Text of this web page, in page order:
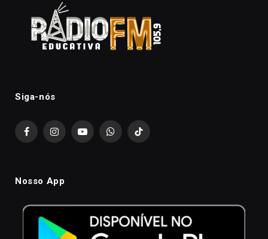
Siga-nós
FacebookInstagramYouTubeWhatsAppTikTok
Nosso App